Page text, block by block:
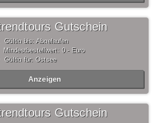
Gutschein
Gültig bis: Abgelaufen
Mindestbestellwert: 0,- Euro
Gültig für: Ostsee
Anzeigen
Gutschein